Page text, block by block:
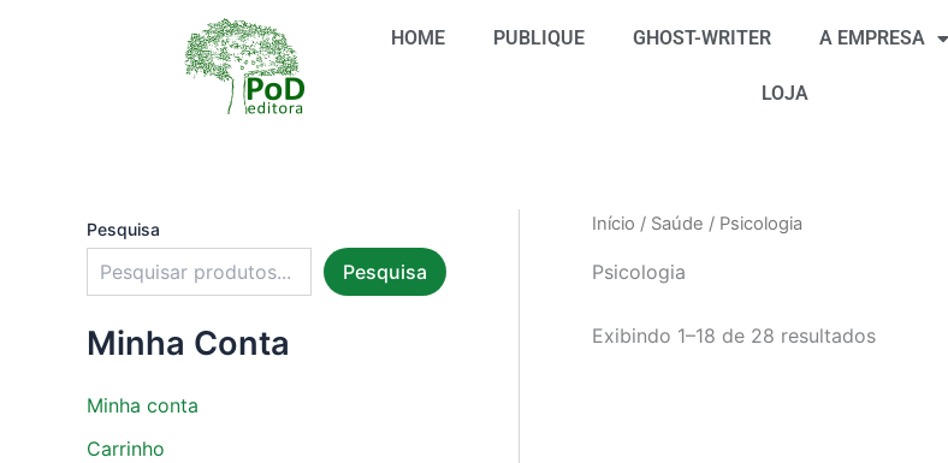
HOME PUBLIQUE GHOST-WRITER A EMPRESA
LOJA
Pesquisa
Pesquisa
Minha Conta
Minha conta
Carrinho
u
m
c
g
o
r
Início / Saúde / Psicologia
Psicologia
Exibindo 1–18 de 28 resultados
por
mais